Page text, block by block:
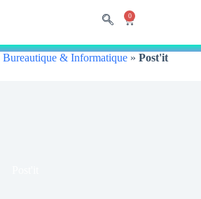
0
Bureautique & Informatique » Post'it